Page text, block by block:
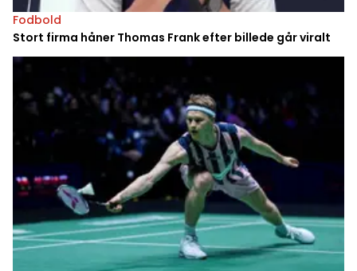
Fodbold
Stort firma håner Thomas Frank efter billede går viralt